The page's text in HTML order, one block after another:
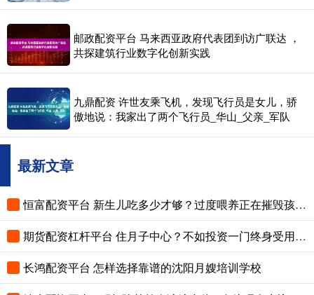
邮政配资平台 马来西亚政府代表团到访广联达 ，
共探建筑行业数字化创新实践
九鼎配资 许世友乘飞机，发现飞行员是女儿，骄
傲地说：我家出了两个飞行员_华山_父亲_军队
最新文章
恒富配资平台 新生儿吃多少才够？过度喂养正在摧毁孩子的脾胃，这份奶量标准赶紧存
期货配资杠杆平台 住月子中心？不如投资一门终身受用的技能
长鸿配资平台 怎样选择靠谱的沈阳月嫂培训学校